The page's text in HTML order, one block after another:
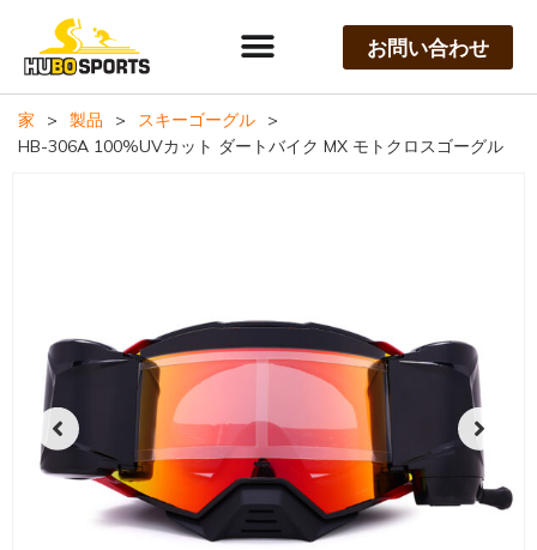
お問い合わせ
家 > 製品 > スキーゴーグル
>
HB-306A 100%UVカット ダートバイク MX モトクロスゴーグル